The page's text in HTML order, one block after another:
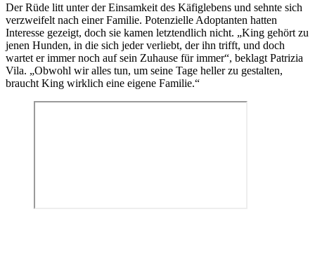
Der Rüde litt unter der Einsamkeit des Käfiglebens und sehnte sich
verzweifelt nach einer Familie. Potenzielle Adoptanten hatten
Interesse gezeigt, doch sie kamen letztendlich nicht. „King gehört zu
jenen Hunden, in die sich jeder verliebt, der ihn trifft, und doch
wartet er immer noch auf sein Zuhause für immer“, beklagt Patrizia
Vila. „Obwohl wir alles tun, um seine Tage heller zu gestalten,
braucht King wirklich eine eigene Familie.“